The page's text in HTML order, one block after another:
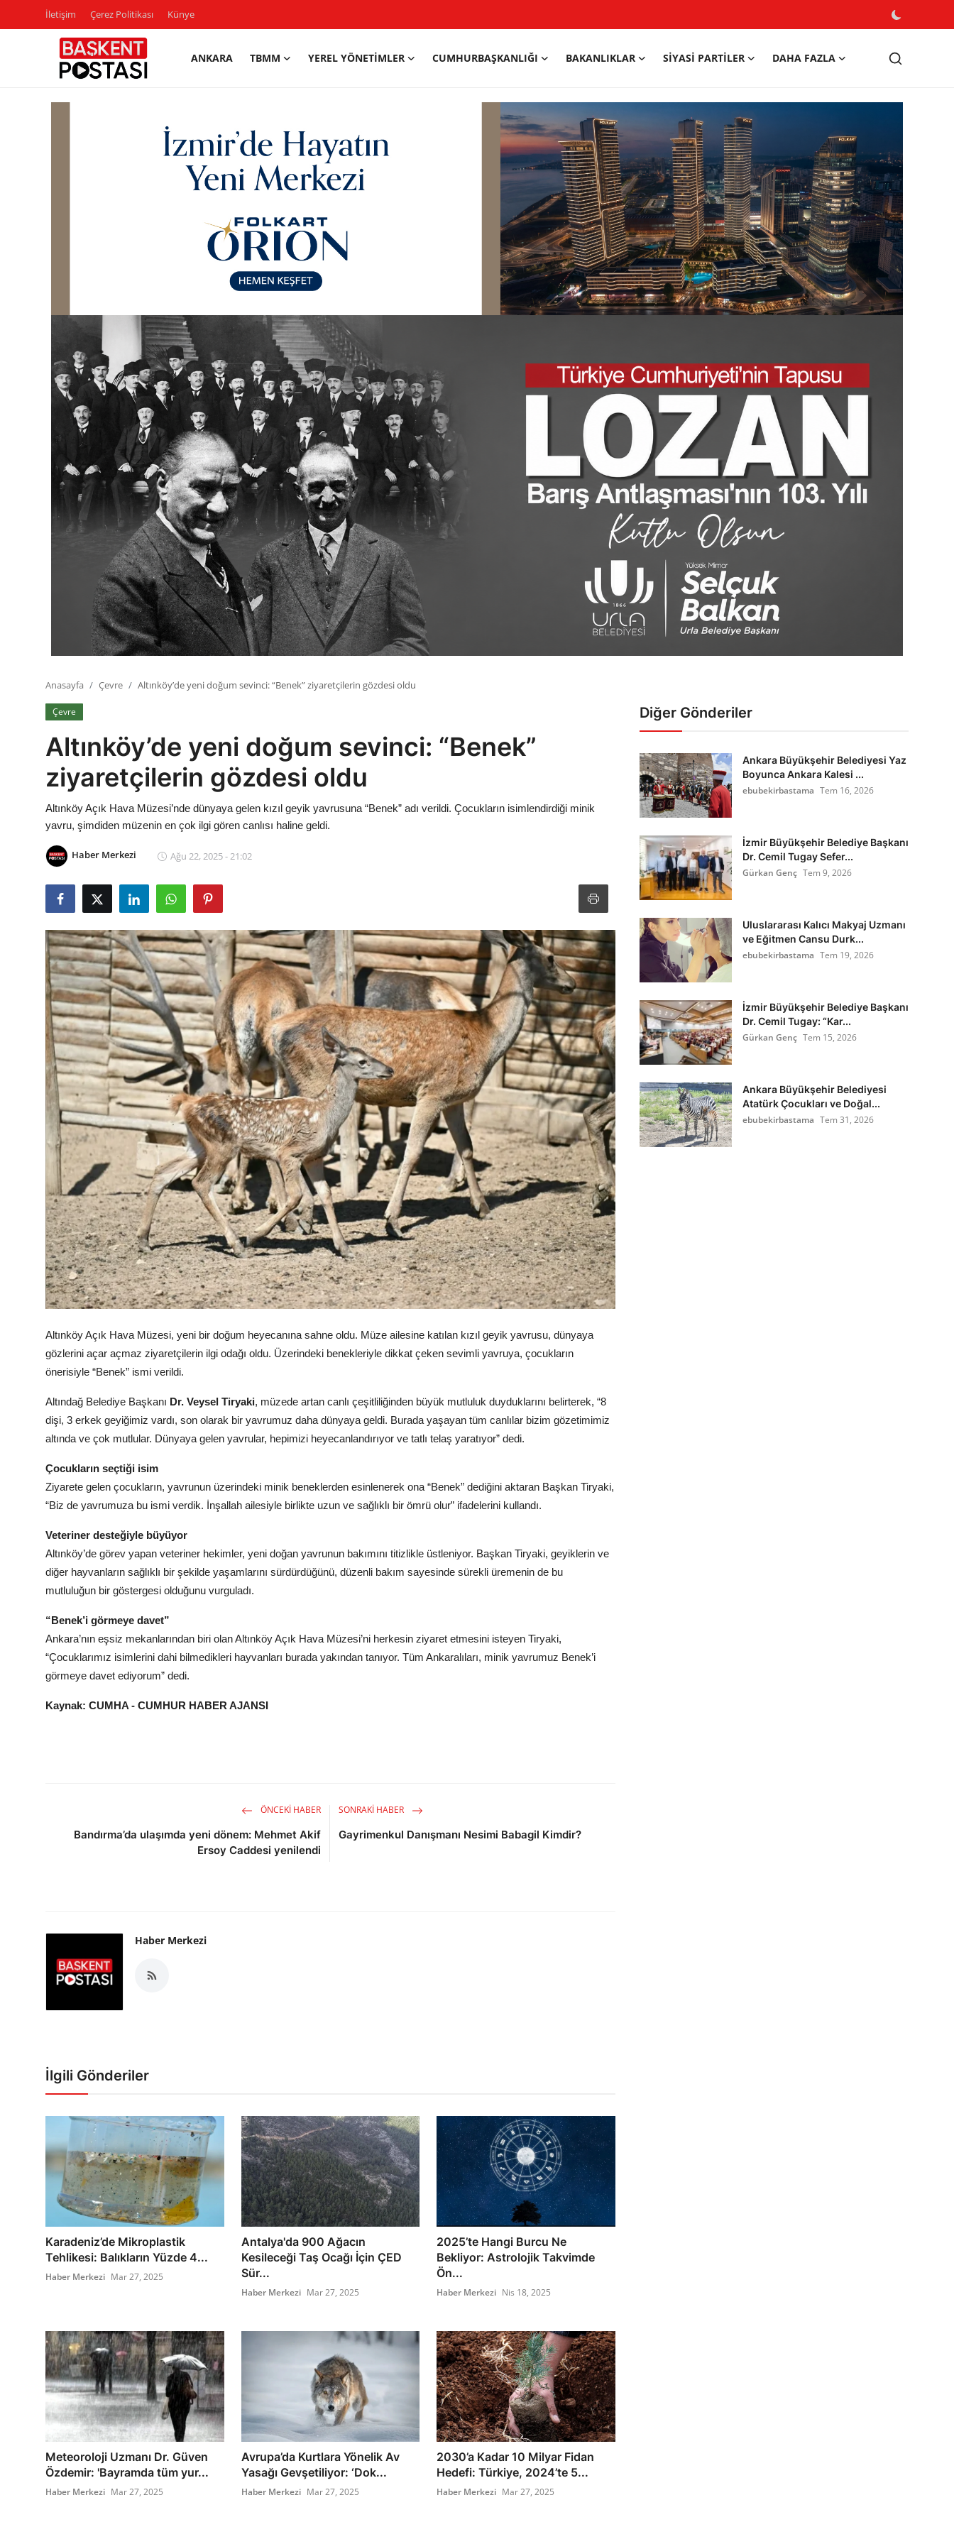
İletişim Çerez Politikası Künye
ANKARA TBMM YEREL YÖNETIMLER CUMHURBAŞKANLIĞI BAKANLIKLAR SIYASI PARTILER DAHA FAZLA
Bakanlıklar
Siyasi Partiler
Mülki İdare
Toplum ve Yaşam
Sivil Toplum Kuruluşları
Kamu Kurumları ve Üst Kurullar
Anasayfa Çevre Altınköy’de yeni doğum sevinci: “Benek” ziyaretçilerin gözdesi oldu
Çevre
Altınköy’de yeni doğum sevinci: “Benek”
ziyaretçilerin gözdesi oldu
Altınköy Açık Hava Müzesi’nde dünyaya gelen kızıl geyik yavrusuna “Benek” adı verildi. Çocukların isimlendirdiği minik
yavru, şimdiden müzenin en çok ilgi gören canlısı haline geldi.
Haber Merkezi Ağu 22, 2025 - 21:02
Altınköy Açık Hava Müzesi, yeni bir doğum heyecanına sahne oldu. Müze ailesine katılan kızıl geyik yavrusu, dünyaya
gözlerini açar açmaz ziyaretçilerin ilgi odağı oldu. Üzerindeki benekleriyle dikkat çeken sevimli yavruya, çocukların
önerisiyle “Benek” ismi verildi.
Altındağ Belediye Başkanı Dr. Veysel Tiryaki, müzede artan canlı çeşitliliğinden büyük mutluluk duyduklarını belirterek, “8
dişi, 3 erkek geyiğimiz vardı, son olarak bir yavrumuz daha dünyaya geldi. Burada yaşayan tüm canlılar bizim gözetimimiz
altında ve çok mutlular. Dünyaya gelen yavrular, hepimizi heyecanlandırıyor ve tatlı telaş yaratıyor” dedi.
Çocukların seçtiği isim
Ziyarete gelen çocukların, yavrunun üzerindeki minik beneklerden esinlenerek ona “Benek” dediğini aktaran Başkan Tiryaki,
“Biz de yavrumuza bu ismi verdik. İnşallah ailesiyle birlikte uzun ve sağlıklı bir ömrü olur” ifadelerini kullandı.
Veteriner desteğiyle büyüyor
Altınköy’de görev yapan veteriner hekimler, yeni doğan yavrunun bakımını titizlikle üstleniyor. Başkan Tiryaki, geyiklerin ve
diğer hayvanların sağlıklı bir şekilde yaşamlarını sürdürdüğünü, düzenli bakım sayesinde sürekli üremenin de bu
mutluluğun bir göstergesi olduğunu vurguladı.
“Benek’i görmeye davet”
Ankara’nın eşsiz mekanlarından biri olan Altınköy Açık Hava Müzesi’ni herkesin ziyaret etmesini isteyen Tiryaki,
“Çocuklarımız isimlerini dahi bilmedikleri hayvanları burada yakından tanıyor. Tüm Ankaralıları, minik yavrumuz Benek’i
görmeye davet ediyorum” dedi.
Kaynak: CUMHA - CUMHUR HABER AJANSI
ÖNCEKI HABER
Bandırma’da ulaşımda yeni dönem: Mehmet Akif
Ersoy Caddesi yenilendi
SONRAKI HABER
Gayrimenkul Danışmanı Nesimi Babagil Kimdir?
Haber Merkezi
İlgili Gönderiler
Karadeniz’de Mikroplastik
Tehlikesi: Balıkların Yüzde 4...
Haber Merkezi Mar 27, 2025
Antalya'da 900 Ağacın
Kesileceği Taş Ocağı İçin ÇED
Sür...
Haber Merkezi Mar 27, 2025
2025’te Hangi Burcu Ne
Bekliyor: Astrolojik Takvimde
Ön...
Haber Merkezi Nis 18, 2025
Meteoroloji Uzmanı Dr. Güven
Özdemir: 'Bayramda tüm yur...
Haber Merkezi Mar 27, 2025
Avrupa’da Kurtlara Yönelik Av
Yasağı Gevşetiliyor: ‘Dok...
Haber Merkezi Mar 27, 2025
2030’a Kadar 10 Milyar Fidan
Hedefi: Türkiye, 2024’te 5...
Haber Merkezi Mar 27, 2025
Diğer Gönderiler
Ankara Büyükşehir Belediyesi Yaz
Boyunca Ankara Kalesi ...
ebubekirbastama Tem 16, 2026
İzmir Büyükşehir Belediye Başkanı
Dr. Cemil Tugay Sefer...
Gürkan Genç Tem 9, 2026
Uluslararası Kalıcı Makyaj Uzmanı
ve Eğitmen Cansu Durk...
ebubekirbastama Tem 19, 2026
İzmir Büyükşehir Belediye Başkanı
Dr. Cemil Tugay: “Kar...
Gürkan Genç Tem 15, 2026
Ankara Büyükşehir Belediyesi
Atatürk Çocukları ve Doğal...
ebubekirbastama Tem 31, 2026